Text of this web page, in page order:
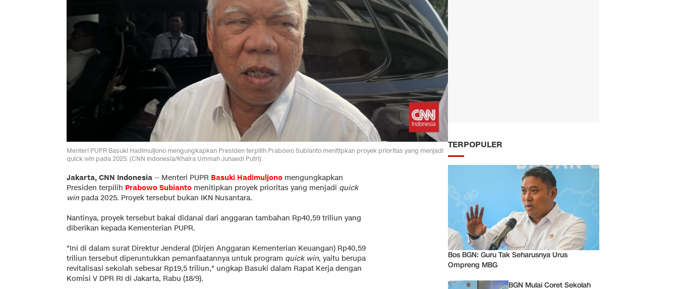
Menteri PUPR Basuki Hadimuljono mengungkapkan Presiden terpilih Prabowo Subianto menitipkan proyek prioritas yang menjadi
quick win pada 2025. (CNN Indonesia/Khaira Ummah Junaedi Putri).
Jakarta, CNN Indonesia -- Menteri PUPR Basuki Hadimuljono mengungkapkan
Presiden terpilih Prabowo Subianto menitipkan proyek prioritas yang menjadi quick
win pada 2025. Proyek tersebut bukan IKN Nusantara.
Nantinya, proyek tersebut bakal didanai dari anggaran tambahan Rp40,59 triliun yang
diberikan kepada Kementerian PUPR.
"Ini di dalam surat Direktur Jenderal (Dirjen Anggaran Kementerian Keuangan) Rp40,59
triliun tersebut diperuntukkan pemanfaatannya untuk program quick win, yaitu berupa
revitalisasi sekolah sebesar Rp19,5 triliun," ungkap Basuki dalam Rapat Kerja dengan
Komisi V DPR RI di Jakarta, Rabu (18/9).
TERPOPULER
Bos BGN: Guru Tak Seharusnya Urus
Ompreng MBG
BGN Mulai Coret Sekolah